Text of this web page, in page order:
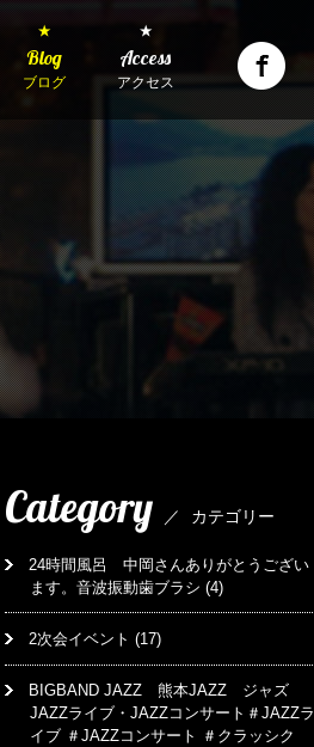
★
Blog
ブログ
★
Access
アクセス
Category ／ カテゴリー
24時間風呂 中岡さんありがとうござい
ます。音波振動歯ブラシ (4)
2次会イベント (17)
BIGBAND JAZZ 熊本JAZZ ジャズ
JAZZライブ・JAZZコンサート＃JAZZラ
イブ ＃JAZZコンサート ＃クラッシク